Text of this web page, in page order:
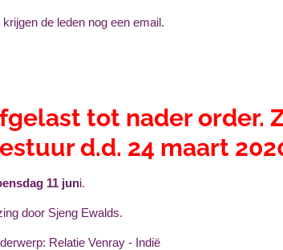
de leden nog een email.
tot nader order.
d.d. 24 maart
11 juni.
door Sjeng Ewalds.
Relatie Venray - Indië